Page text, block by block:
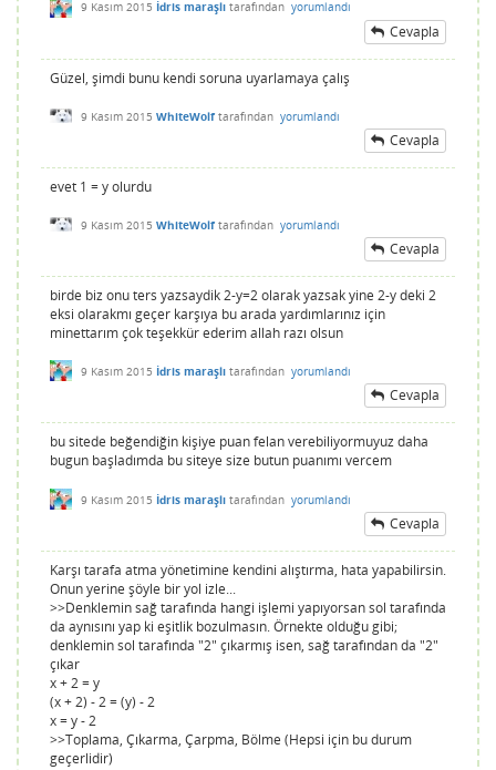
9 Kasım 2015 İdris maraşlı tarafından yorumlandı
Cevapla
Güzel, şimdi bunu kendi soruna uyarlamaya çalış
9 Kasım 2015 WhiteWolf tarafından yorumlandı
Cevapla
evet 1 = y olurdu
9 Kasım 2015 WhiteWolf tarafından yorumlandı
Cevapla
birde biz onu ters yazsaydik 2-y=2 olarak yazsak yine 2-y deki 2
eksi olarakmı geçer karşıya bu arada yardımlarınız için
minettarım çok teşekkür ederim allah razı olsun
9 Kasım 2015 İdris maraşlı tarafından yorumlandı
Cevapla
bu sitede beğendiğin kişiye puan felan verebiliyormuyuz daha
bugun başladımda bu siteye size butun puanımı vercem
9 Kasım 2015 İdris maraşlı tarafından yorumlandı
Cevapla
Karşı tarafa atma yönetimine kendini alıştırma, hata yapabilirsin.
Onun yerine şöyle bir yol izle...
>>Denklemin sağ tarafında hangi işlemi yapıyorsan sol tarafında
da aynısını yap ki eşitlik bozulmasın. Örnekte olduğu gibi;
denklemin sol tarafında "2" çıkarmış isen, sağ tarafından da "2"
çıkar
x + 2 = y
(x + 2) - 2 = (y) - 2
x = y - 2
>>Toplama, Çıkarma, Çarpma, Bölme (Hepsi için bu durum
geçerlidir)